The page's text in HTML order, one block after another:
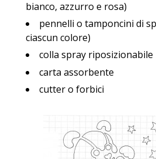
bianco, azzurro e rosa)
pennelli o tamponcini di
ciascun colore)
colla spray riposizionabile
carta assorbente
cutter o forbici